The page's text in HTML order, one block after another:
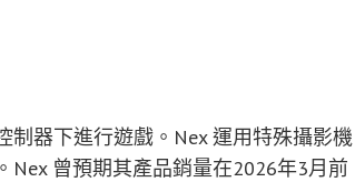
器下進行遊戲。Nex 運用特殊攝影機
曾預期其產品銷量在2026年3月前